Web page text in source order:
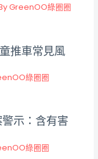
GreenOO綠圈圈
推車常見風
綠圈圈
示：含有害
綠圈圈